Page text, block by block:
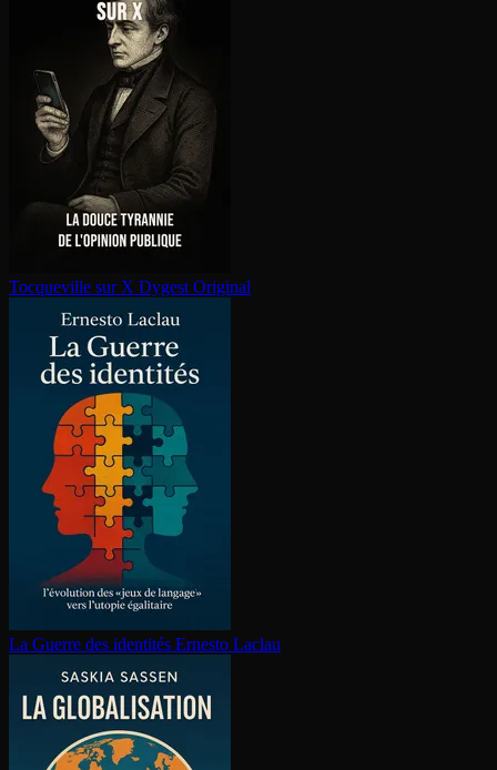
Tocqueville sur X Dygest Original
La Guerre des identités Ernesto Laclau